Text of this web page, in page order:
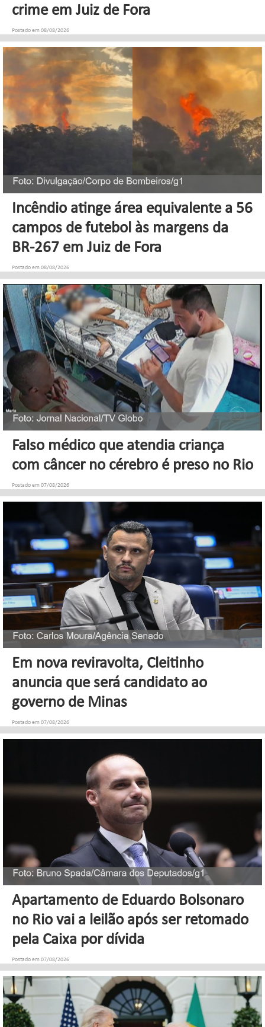
crime em Juiz de Fora
Postado em 08/08/2026
Incêndio atinge área equivalente a 56
campos de futebol às margens da
BR-267 em Juiz de Fora
Postado em 08/08/2026
Falso médico que atendia criança
com câncer no cérebro é preso no Rio
Postado em 07/08/2026
Em nova reviravolta, Cleitinho
anuncia que será candidato ao
governo de Minas
Postado em 07/08/2026
Apartamento de Eduardo Bolsonaro
no Rio vai a leilão após ser retomado
pela Caixa por dívida
Postado em 07/08/2026